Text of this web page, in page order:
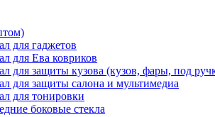
для гаджетов
для Ева ковриков
для защиты кузова (кузов, фары, под
для защиты салона и мультимедиа
для тонировки
боковые стекла